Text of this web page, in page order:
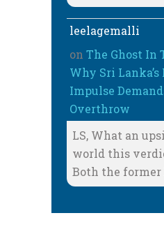
leelagemalli
on The Ghost In
Why Sri
Impulse
Overthrow
LS, What an
world this
Both the former